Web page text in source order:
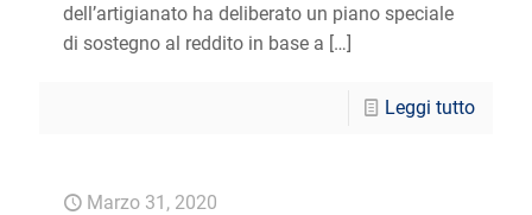
dell’artigianato ha deliberato un piano speciale
di sostegno al reddito in base a […]
Leggi tutto
Marzo 31, 2020